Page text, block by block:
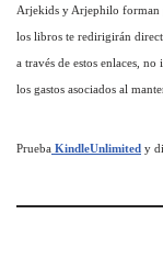
Arjekids y Arjephilo forman
los libros te redirigirán
a través de estos enlaces,
los gastos asociados al
Prueba KindleUnlimited y